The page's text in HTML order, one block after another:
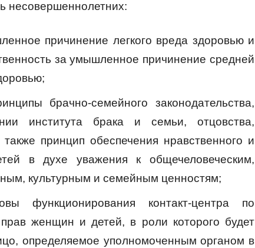
несовершеннолетних:
причинение легкого вреда здоровью и
за умышленное причинение средней
брачно-семейного законодательства,
института брака и семьи, отцовства,
принцип обеспечения нравственного и
в духе уважения к общечеловеческим,
культурным и семейным ценностям;
функционирования контакт-центра по
женщин и детей, в роли которого будет
определяемое уполномоченным органом в